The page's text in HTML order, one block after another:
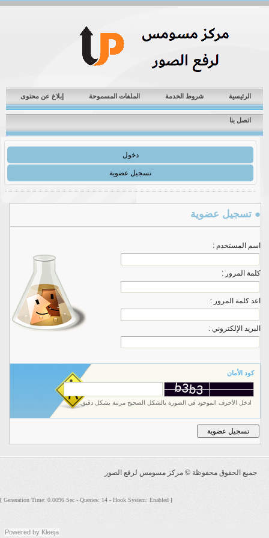
الرئيسية شروط الخدمة الملفات المسموحة إبلاغ عن محتوى
اتصل بنا
دخول
تسجيل عضوية
● تسجيل عضوية
اسم المستخدم :
كلمة المرور :
اعد كلمة المرور :
البريد الإلكتروني :
كود الأمان
ادخل الأحرف الموجود في الصورة بالشكل الصحيح مرتبة بشكل دقيق.
جميع الحقوق محفوظة © مركز مسومس لرفع الصور
[ Generation Time: 0.0096 Sec - Queries: 14 - Hook System: Enabled ]
Powered by Kleeja